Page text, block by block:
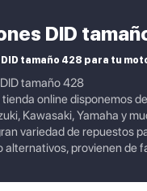
DID
tamaño 428 para tu
tamaño 428
tienda online disponemos
Kawasaki, Yamaha y
variedad de repuestos
alternativos, provienen de